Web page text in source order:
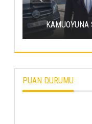
KAMUOYUNA
PUAN DURUMU